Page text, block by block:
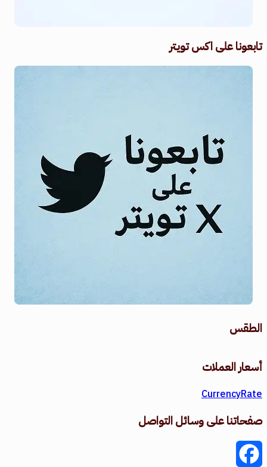
تابعونا على اكس تويتر
الطقس
أسعار العملات
CurrencyRate
صفحاتنا على وسائل التواصل